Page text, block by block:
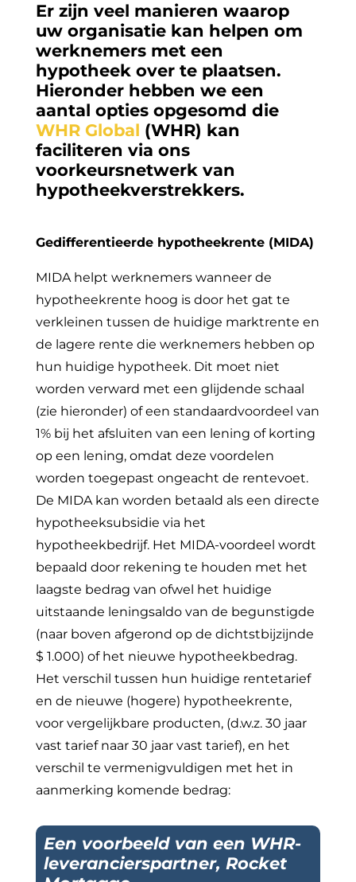
Er zijn veel manieren waarop
uw organisatie kan helpen om
werknemers met een
hypotheek over te plaatsen.
Hieronder hebben we een
aantal opties opgesomd die
WHR Global (WHR) kan
faciliteren via ons
voorkeursnetwerk van
hypotheekverstrekkers.
Gedifferentieerde hypotheekrente (MIDA)
MIDA helpt werknemers wanneer de
hypotheekrente hoog is door het gat te
verkleinen tussen de huidige marktrente en
de lagere rente die werknemers hebben op
hun huidige hypotheek. Dit moet niet
worden verward met een glijdende schaal
(zie hieronder) of een standaardvoordeel van
1% bij het afsluiten van een lening of korting
op een lening, omdat deze voordelen
worden toegepast ongeacht de rentevoet.
De MIDA kan worden betaald als een directe
hypotheeksubsidie via het
hypotheekbedrijf. Het MIDA-voordeel wordt
bepaald door rekening te houden met het
laagste bedrag van ofwel het huidige
uitstaande leningsaldo van de begunstigde
(naar boven afgerond op de dichtstbijzijnde
$ 1.000) of het nieuwe hypotheekbedrag.
Het verschil tussen hun huidige rentetarief
en de nieuwe (hogere) hypotheekrente,
voor vergelijkbare producten, (d.w.z. 30 jaar
vast tarief naar 30 jaar vast tarief), en het
verschil te vermenigvuldigen met het in
aanmerking komende bedrag:
Een voorbeeld van een WHR-
leverancierspartner, Rocket